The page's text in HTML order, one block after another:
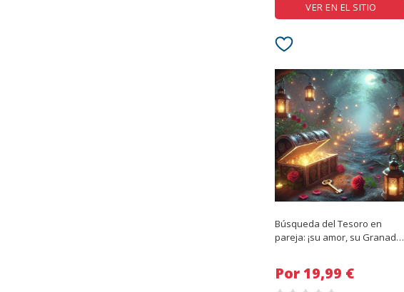
VER EN EL SITIO
Búsqueda del Tesoro en
pareja: ¡su amor, su Granada,
Por 19,99 €